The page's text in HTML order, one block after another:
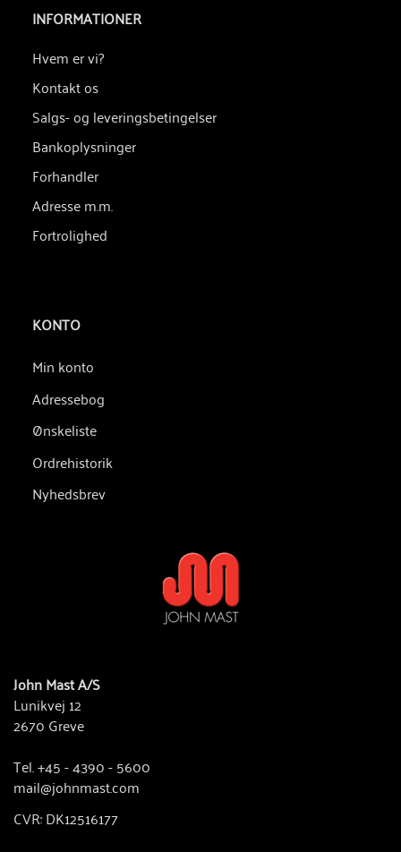
INFORMATIONER
Hvem er vi?
Kontakt os
Salgs- og leveringsbetingelser
Bankoplysninger
Forhandler
Adresse m.m.
Fortrolighed
KONTO
Min konto
Adressebog
Ønskeliste
Ordrehistorik
Nyhedsbrev
John Mast A/S
Lunikvej 12
2670 Greve
Tel. +45 - 4390 - 5600
mail@johnmast.com
CVR: DK12516177